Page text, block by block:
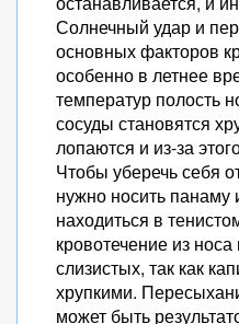
Солнечный удар и
основных факторов
особенно в летнее
температур полость
сосуды становятся
лопаются и из-за
Чтобы уберечь себя
нужно носить
находиться в
кровотечение из
слизистых, так как
хрупкими.
может быть